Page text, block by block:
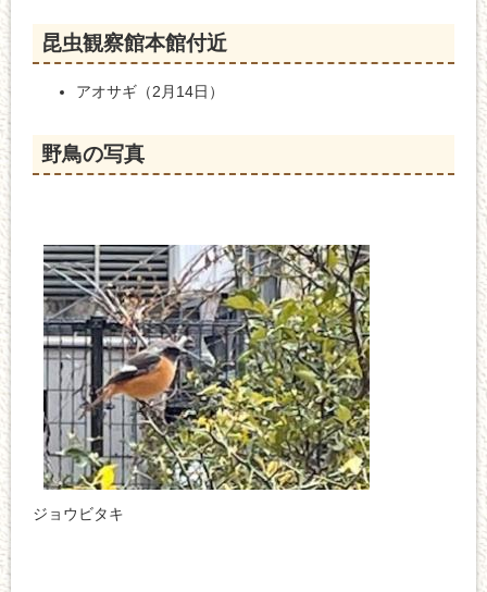
昆虫観察館本館付近
アオサギ（2月14日）
野鳥の写真
ジョウビタキ